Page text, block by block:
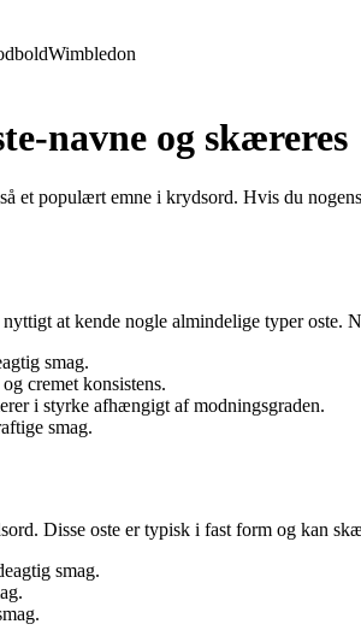
Wimbledon
navne og skæreres
et populært emne i krydsord. Hvis du
at kende nogle almindelige typer
smag.
cremet konsistens.
i styrke afhængigt af modningsgraden.
smag.
Disse oste er typisk i fast form og kan
smag.